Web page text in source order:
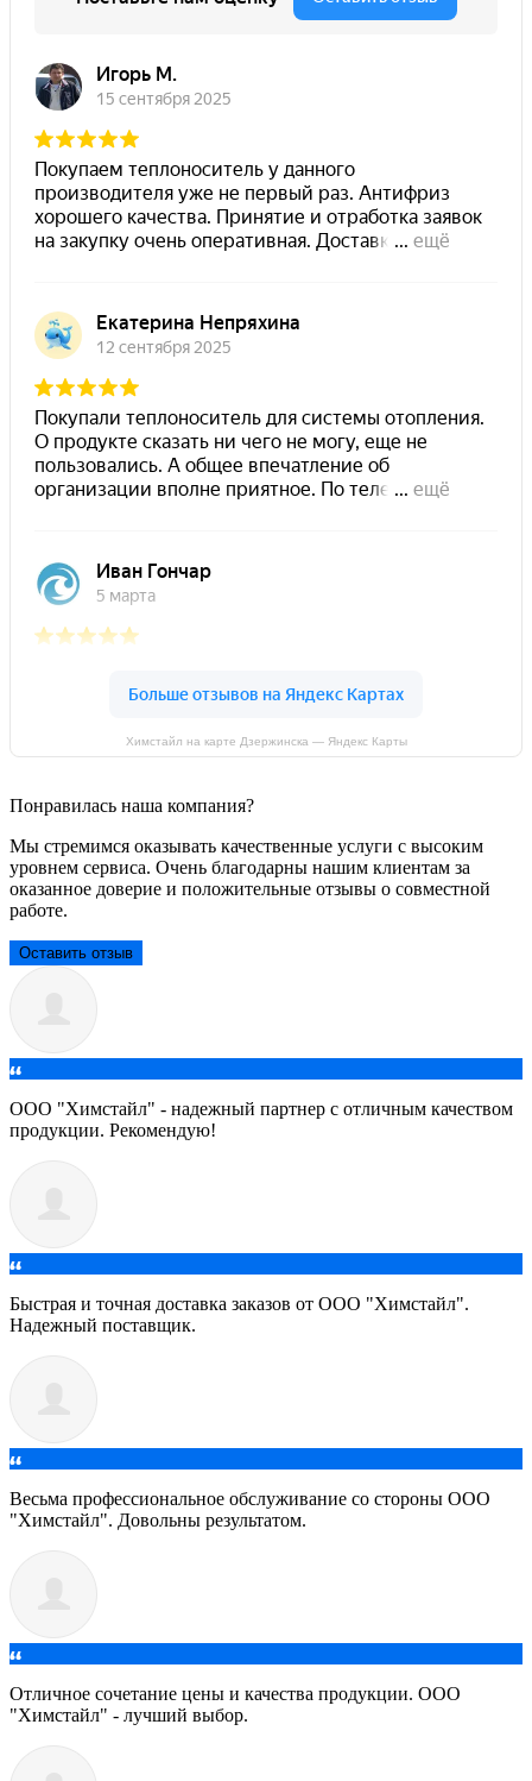
Химстайл на карте Дзержинска — Яндекс Карты
Понравилась наша компания?
Мы стремимся оказывать качественные услуги с высоким
уровнем сервиса. Очень благодарны нашим клиентам за
оказанное доверие и положительные отзывы о совместной
работе.
Оставить отзыв
ООО "Химстайл" - надежный партнер с отличным качеством
продукции. Рекомендую!
Быстрая и точная доставка заказов от ООО "Химстайл".
Надежный поставщик.
Весьма профессиональное обслуживание со стороны ООО
"Химстайл". Довольны результатом.
Отличное сочетание цены и качества продукции. ООО
"Химстайл" - лучший выбор.